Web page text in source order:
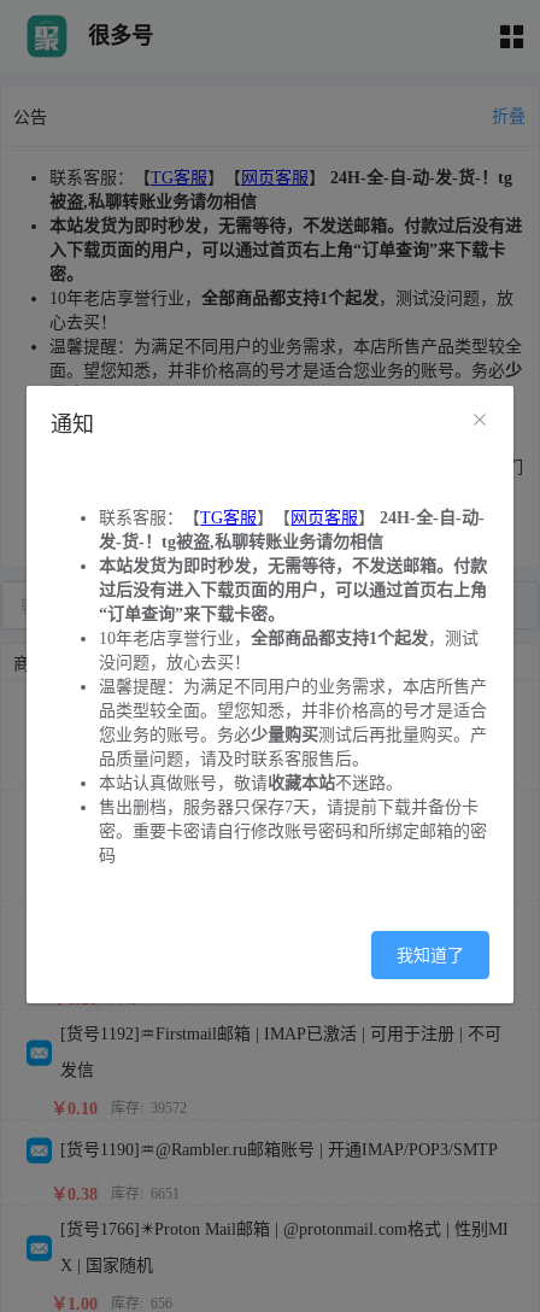
很多号
公告 折叠
联系客服：【TG客服】【 网页客服】 24H-全-自-动-发-货-！tg
被盗,私聊转账业务请勿相信
本站发货为即时秒发，无需等待，不发送邮箱。付款过后没有进
入下载页面的用户，可以通过首页右上角“订单查询”来下载卡
密。
10年老店享誉行业， 全部商品都支持1个起发，测试没问题，放
心去买！
温馨提醒：为满足不同用户的业务需求，本店所售产品类型较全
面。望您知悉，并非价格高的号才是适合您业务的账号。务必少
后。
近期发现有黑客扫描订单暴力获取用户卡密:1.建议大家注册我们
服务器只保存7天，请提前下载并备份卡密。重要卡密请自行修
改账号密码和所绑定邮箱的密码
商品列表
[货号1082]⚡@Mail.tm旗下邮箱 | 随机多种后缀 | 仅可收件 不
可发件
￥0.02 库存: 83736
[货号0855]@Mail.tm邮箱账号 | 只能收件 不能发件 | 用途自
测一个发货
￥0.10
[货号1192]♒Firstmail邮箱 | IMAP已激活 | 可用于注册 | 不可
发信
￥0.10 库存: 39572
[货号1190]♒@Rambler.ru邮箱账号 | 开通IMAP/POP3/SMTP
￥0.38 库存: 6651
[货号1766]✴️Proton Mail邮箱 | @protonmail.com格式 | 性别MI
X | 国家随机
￥1.00 库存: 656
通知
联系客服：【TG客服】【 网页客服】24H-全-自-动-
发-货-！tg被盗,私聊转账业务请勿相信
本站发货为即时秒发，无需等待，不发送邮箱。付款
过后没有进入下载页面的用户，可以通过首页右上角
“订单查询”来下载卡密。
10年老店享誉行业，全部商品都支持1个起发，测试
没问题，放心去买！
温馨提醒：为满足不同用户的业务需求，本店所售产
品类型较全面。望您知悉，并非价格高的号才是适合
您业务的账号。务必少量购买测试后再批量购买。产
品质量问题，请及时联系客服售后。
本站认真做账号，敬请收藏本站不迷路。
售出删档，服务器只保存7天，请提前下载并备份卡
密。重要卡密请自行修改账号密码和所绑定邮箱的密
码
我知道了